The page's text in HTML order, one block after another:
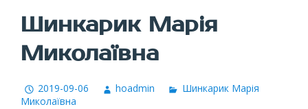
Шинкарик Марія
Миколаївна
2019-09-06 hoadmin
Шинкарик Марія
Миколаївна